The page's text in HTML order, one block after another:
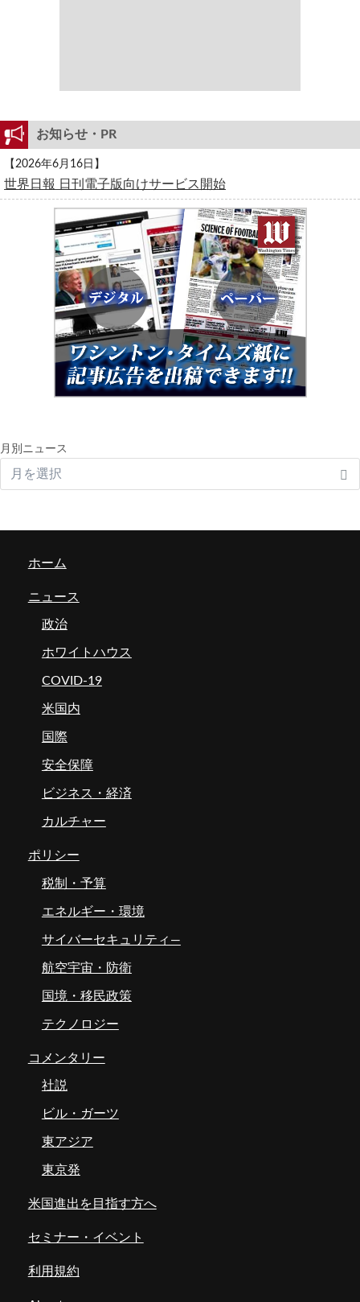
お知らせ・PR
【2026年6月16日】
世界日報 日刊電子版向けサービス開始
月別ニュース
ホーム
ニュース
政治
ホワイトハウス
COVID-19
米国内
国際
安全保障
ビジネス・経済
カルチャー
ポリシー
税制・予算
エネルギー・環境
サイバーセキュリティ―
航空宇宙・防衛
国境・移民政策
テクノロジー
コメンタリー
社説
ビル・ガーツ
東アジア
東京発
米国進出を目指す方へ
セミナー・イベント
利用規約